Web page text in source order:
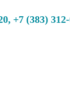
+7 (383)